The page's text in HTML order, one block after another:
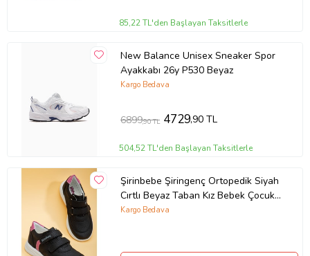
85,22 TL'den Başlayan Taksitlerle
New Balance Unisex Sneaker Spor
Ayakkabı 26y P530 Beyaz
Kargo Bedava
6899,90 TL 4729,90 TL
504,52 TL'den Başlayan Taksitlerle
Şirinbebe Şiringenç Ortopedik Siyah
Cırtlı Beyaz Taban Kız Bebek Çocuk
Spor Ayakkabı
Kargo Bedava